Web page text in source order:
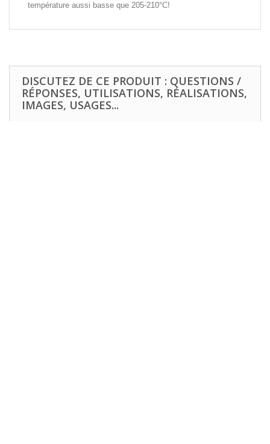
température aussi basse que 205-210°C!
DISCUTEZ DE CE PRODUIT : QUESTIONS /
RÉPONSES, UTILISATIONS, RÉALISATIONS,
IMAGES, USAGES...